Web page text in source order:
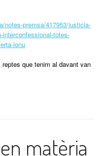
notes-premsa/417953/justicia-
interconfessional-totes-
lonu
que tenim al davant van
matèria